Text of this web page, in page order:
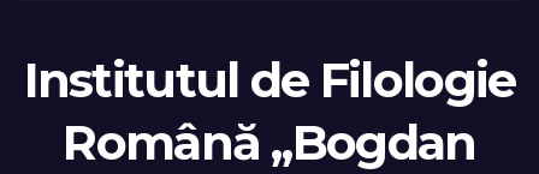
Institutul de Filologie
Română „Bogdan